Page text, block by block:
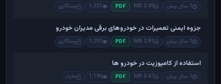
1 سال پیش 0.49 MB
PDF
1,321 رستگاری
جزوه ایمنی تعمیرات در خودروهای برقی مدیران خودرو
1 سال پیش 2.81 MB
PDF
1,297 رستگاری
استفاده از کامپوزیت در خودرو ها
1 سال پیش 0.47 MB
PDF
1,190 حارث